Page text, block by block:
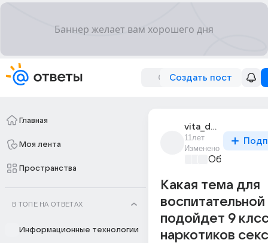
Создать пост
Главная
Моя лента
Пространства
В ТОПЕ НА ОТВЕТАХ
Информационные технологии
vita_dergacheva
11лет
Изменено
Какая тема для
подойдет 9
наркотиков